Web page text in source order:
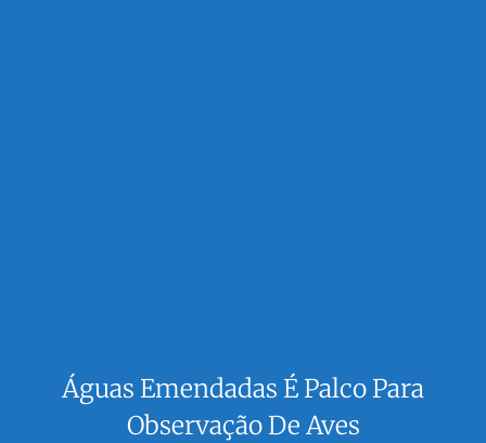
Águas Emendadas É Palco Para
Observação De Aves